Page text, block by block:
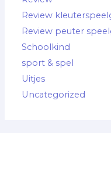
Review
Review peuter
Schoolkind
sport & spel
Uitjes
Uncategorized